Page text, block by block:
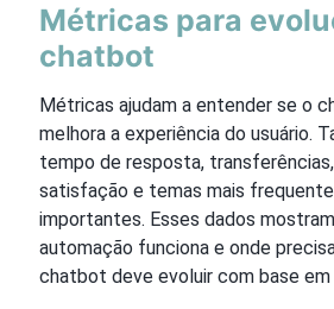
Métricas para
chatbot
Métricas ajudam a entender se o
melhora a experiência do usuário.
tempo de resposta,
satisfação e temas mais
importantes. Esses dados
automação funciona e onde
chatbot deve evoluir com base em